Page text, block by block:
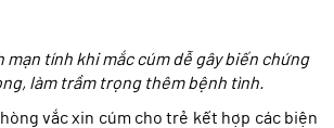
mạn tính khi mắc cúm dễ gây biến chứng
làm trầm trọng thêm bệnh tình.
vắc xin cúm cho trẻ kết hợp các biện